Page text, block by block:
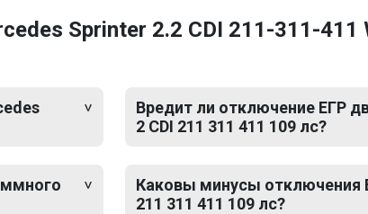
Sprinter 2.2 CDI 211-311-411
Вредит ли отключение ЕГР
2 CDI 211 311 411 109 лс?
Каковы минусы отключения
211 311 411 109 лс?